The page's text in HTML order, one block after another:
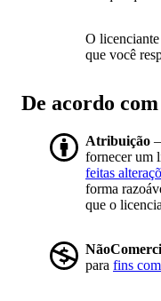
O licenciante
que você
De acordo
Atribuição
fornecer um
feitas
forma
que o
para fins